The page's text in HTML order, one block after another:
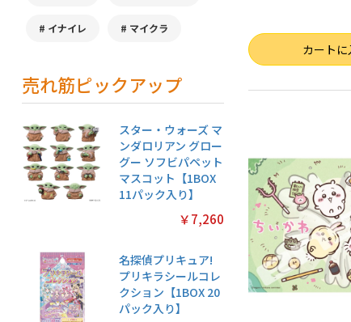
イナイレ マイクラ
売れ筋ピックアップ
スター・ウォーズ マ
ンダロリアン グロー
グー ソフビパペット
マスコット【1BOX
11パック入り】
￥7,260
名探偵プリキュア!
プリキラシールコレ
クション【1BOX 20
パック入り】
数量 カートに